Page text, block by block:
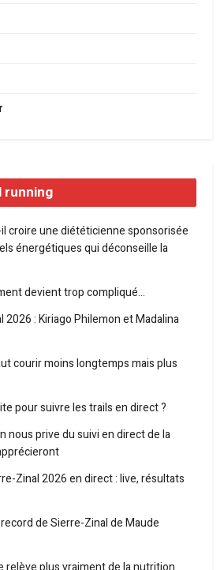
running
croire une diététicienne sponsorisée
énergétiques qui déconseille la
devient trop compliqué…
2026 : Kiriago Philemon et Madalina
courir moins longtemps mais plus
pour suivre les trails en direct ?
nous prive du suivi en direct de la
Zinal 2026 en direct : live, résultats
de Sierre-Zinal de Maude